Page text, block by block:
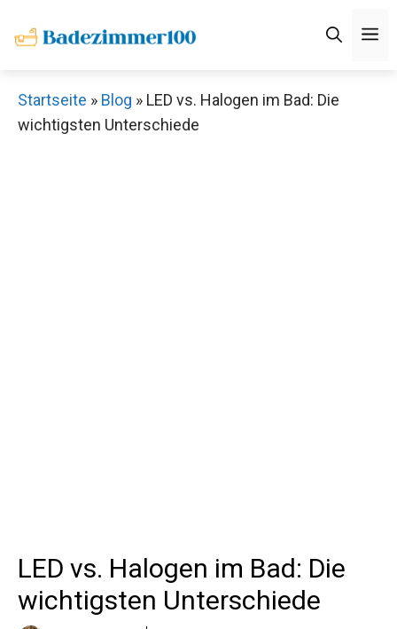
Inhalt
Startseite » Blog » LED vs. Halogen im Bad: Die
wichtigsten Unterschiede
LED vs. Halogen im Bad: Die
wichtigsten Unterschiede